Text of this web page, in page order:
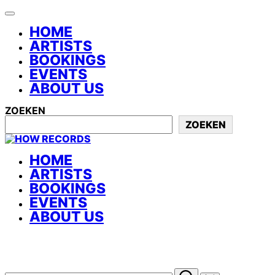
TOGGLE
NAVIGATIE
HOME
ARTISTS
BOOKINGS
EVENTS
ABOUT US
ZOEKEN
ZOEKEN
GA
INHOUDHOME
ARTISTS
BOOKINGS
EVENTS
ABOUT US
ZOEK